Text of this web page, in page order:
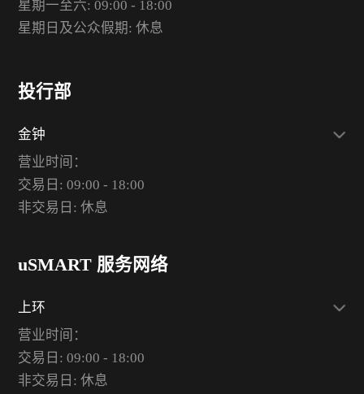
星期一至六: 09:00 - 18:00
星期日及公众假期: 休息
投行部
金钟
营业时间：
交易日: 09:00 - 18:00
非交易日: 休息
uSMART 服务网络
上环
营业时间：
交易日: 09:00 - 18:00
非交易日: 休息